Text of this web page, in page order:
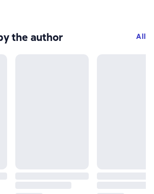
the author All